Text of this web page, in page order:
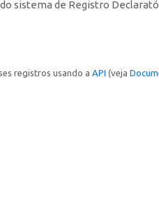
sistema de Registro
registros usando a API (veja